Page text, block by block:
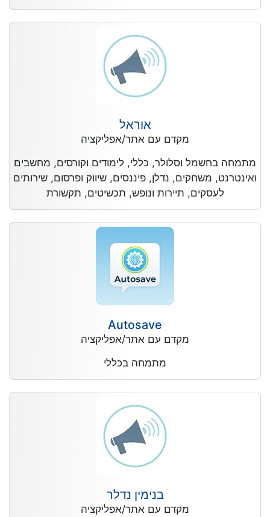
אוראל
מקדם עם אתר/אפליקציה
מתמחה בחשמל וסלולר, כללי, לימודים וקורסים, מחשבים
ואינטרנט, משחקים, נדלן, פיננסים, שיווק ופרסום, שירותים
לעסקים, תיירות ונופש, תכשיטים, תקשורת
Autosave
מקדם עם אתר/אפליקציה
מתמחה בכללי
בנימין נדלר
מקדם עם אתר/אפליקציה